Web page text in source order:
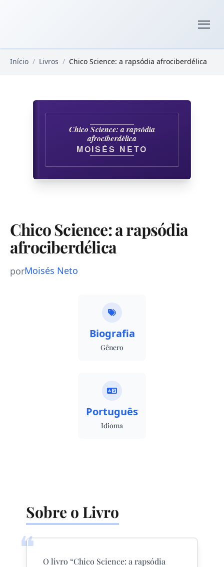
Início / Livros / Chico Science: a rapsódia afrociberdélica
Chico Science: a rapsódia
afrociberdélica
MOISÉS NETO
Chico Science: a rapsódia
afrociberdélica
porMoisés Neto
Biografia
Gênero
Português
Idioma
Sobre o Livro
❝
O livro “Chico Science: a rapsódia